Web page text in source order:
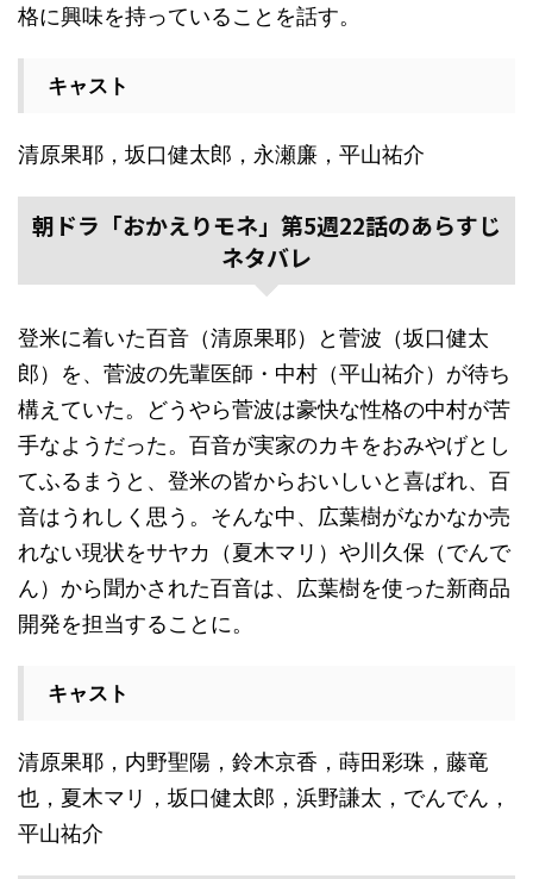
格に興味を持っていることを話す。
キャスト
清原果耶，坂口健太郎，永瀬廉，平山祐介
朝ドラ「おかえりモネ」第5週22話のあらすじ
ネタバレ
登米に着いた百音（清原果耶）と菅波（坂口健太
郎）を、菅波の先輩医師・中村（平山祐介）が待ち
構えていた。どうやら菅波は豪快な性格の中村が苦
手なようだった。百音が実家のカキをおみやげとし
てふるまうと、登米の皆からおいしいと喜ばれ、百
音はうれしく思う。そんな中、広葉樹がなかなか売
れない現状をサヤカ（夏木マリ）や川久保（でんで
ん）から聞かされた百音は、広葉樹を使った新商品
開発を担当することに。
キャスト
清原果耶，内野聖陽，鈴木京香，蒔田彩珠，藤竜
也，夏木マリ，坂口健太郎，浜野謙太，でんでん，
平山祐介